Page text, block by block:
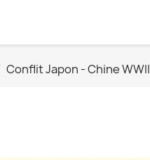
Conflit Japon - Chine WWII